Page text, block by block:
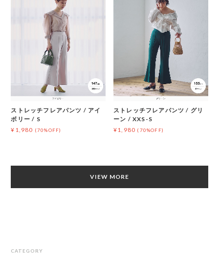
ストレッチフレアパンツ / アイ
ボリー / S
¥1,980 (70%OFF)
ストレッチフレアパンツ / グリ
ーン / XXS-S
¥1,980 (70%OFF)
VIEW MORE
CATEGORY